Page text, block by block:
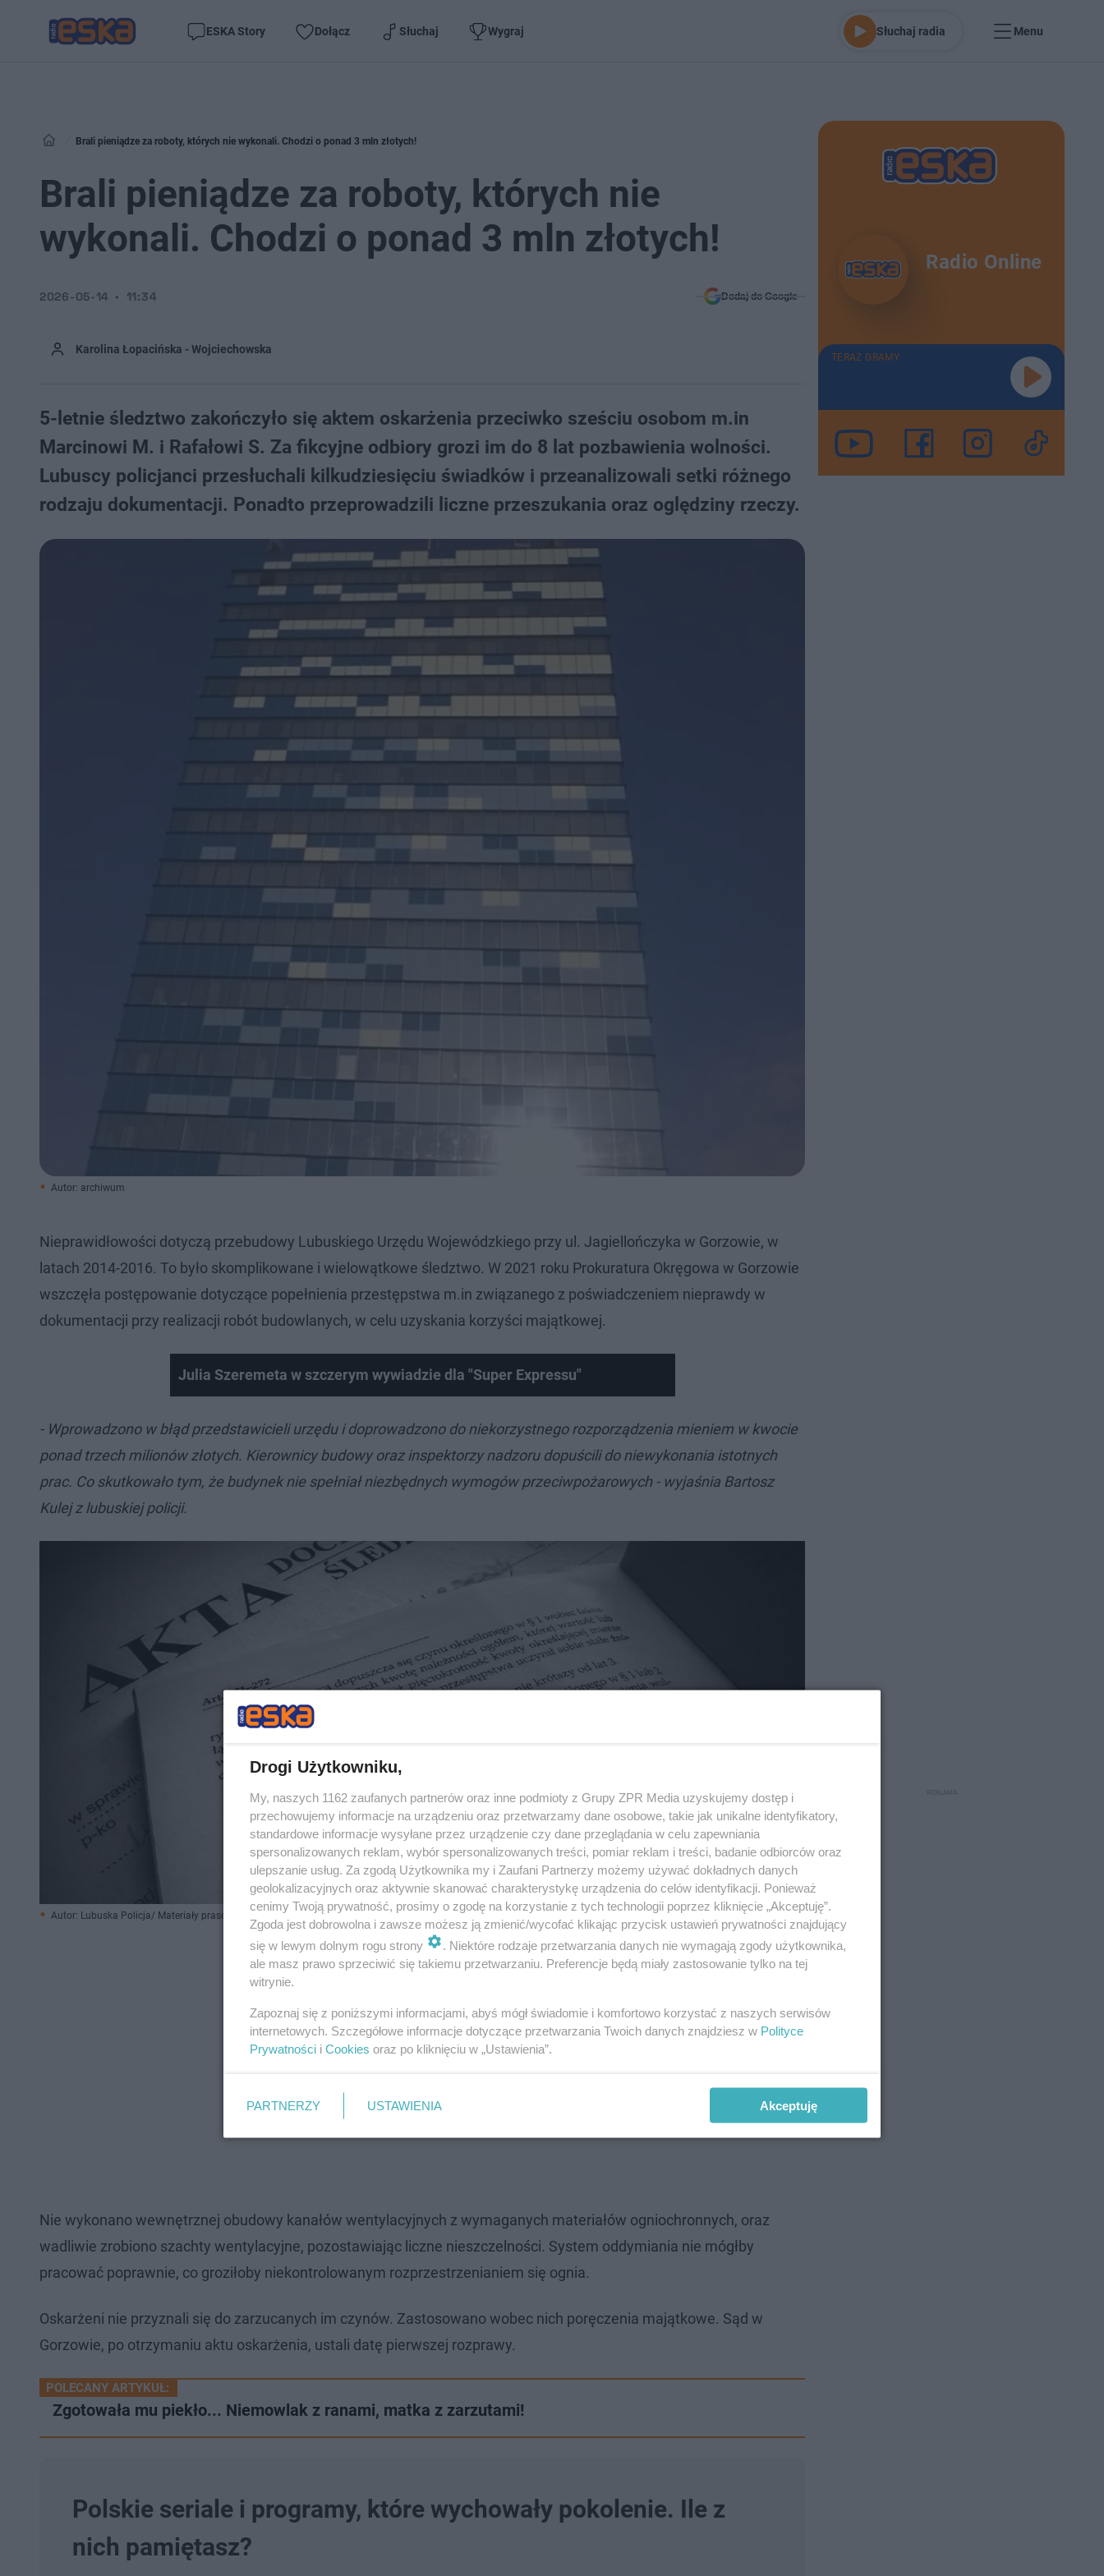
ESKA Story Dołącz Słuchaj Wygraj Słuchaj radia Menu
Brali pieniądze za roboty, których nie wykonali. Chodzi o ponad 3 mln złotych!
Brali pieniądze za roboty, których nie
wykonali. Chodzi o ponad 3 mln złotych!
Karolina Łopacińska - Wojciechowska
2026-05-14 11:34 Dodaj do Google
5-letnie śledztwo zakończyło się aktem oskarżenia przeciwko sześciu osobom m.in
Marcinowi M. i Rafałowi S. Za fikcyjne odbiory grozi im do 8 lat pozbawienia wolności.
Lubuscy policjanci przesłuchali kilkudziesięciu świadków i przeanalizowali setki różnego
rodzaju dokumentacji. Ponadto przeprowadzili liczne przeszukania oraz oględziny rzeczy.
Autor: archiwum
Nieprawidłowości dotyczą przebudowy Lubuskiego Urzędu Wojewódzkiego przy ul. Jagiellończyka w Gorzowie, w
latach 2014-2016. To było skomplikowane i wielowątkowe śledztwo. W 2021 roku Prokuratura Okręgowa w Gorzowie
wszczęła postępowanie dotyczące popełnienia przestępstwa m.in związanego z poświadczeniem nieprawdy w
dokumentacji przy realizacji robót budowlanych, w celu uzyskania korzyści majątkowej.
Julia Szeremeta w szczerym wywiadzie dla "Super Expressu"
- Wprowadzono w błąd przedstawicieli urzędu i doprowadzono do niekorzystnego rozporządzenia mieniem w kwocie
ponad trzech milionów złotych. Kierownicy budowy oraz inspektorzy nadzoru dopuścili do niewykonania istotnych
prac. Co skutkowało tym, że budynek nie spełniał niezbędnych wymogów przeciwpożarowych - wyjaśnia Bartosz
Kulej z lubuskiej policji.
Autor: Lubuska Policja/ Materiały prasowe
Nie wykonano wewnętrznej obudowy kanałów wentylacyjnych z wymaganych materiałów ogniochronnych, oraz
wadliwie zrobiono szachty wentylacyjne, pozostawiając liczne nieszczelności. System oddymiania nie mógłby
pracować poprawnie, co groziłoby niekontrolowanym rozprzestrzenianiem się ognia.
Oskarżeni nie przyznali się do zarzucanych im czynów. Zastosowano wobec nich poręczenia majątkowe. Sąd w
Gorzowie, po otrzymaniu aktu oskarżenia, ustali datę pierwszej rozprawy.
POLECANY ARTYKUŁ:
Zgotowała mu piekło... Niemowlak z ranami, matka z zarzutami!
Polskie seriale i programy, które wychowały pokolenie. Ile z
nich pamiętasz?
Radio Online
TERAZ GRAMY
Drogi Użytkowniku,
My, naszych 1162 zaufanych partnerów oraz inne podmioty z Grupy ZPR Media uzyskujemy dostęp i
przechowujemy informacje na urządzeniu oraz przetwarzamy dane osobowe, takie jak unikalne identyfikatory,
standardowe informacje wysyłane przez urządzenie czy dane przeglądania w celu zapewniania
spersonalizowanych reklam, wybór spersonalizowanych treści, pomiar reklam i treści, badanie odbiorców oraz
ulepszanie usług. Za zgodą Użytkownika my i Zaufani Partnerzy możemy używać dokładnych danych
geolokalizacyjnych oraz aktywnie skanować charakterystykę urządzenia do celów identyfikacji. Ponieważ
cenimy Twoją prywatność, prosimy o zgodę na korzystanie z tych technologii poprzez kliknięcie „Akceptuję”.
Zgoda jest dobrowolna i zawsze możesz ją zmienić/wycofać klikając przycisk ustawień prywatności znajdujący
się w lewym dolnym rogu strony
. Niektóre rodzaje przetwarzania danych nie wymagają zgody użytkownika,
ale masz prawo sprzeciwić się takiemu przetwarzaniu. Preferencje będą miały zastosowanie tylko na tej
witrynie.
Zapoznaj się z poniższymi informacjami, abyś mógł świadomie i komfortowo korzystać z naszych serwisów
internetowych. Szczegółowe informacje dotyczące przetwarzania Twoich danych znajdziesz w Polityce
Prywatności i Cookies oraz po kliknięciu w „Ustawienia”.
PARTNERZY USTAWIENIA Akceptuję